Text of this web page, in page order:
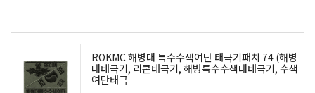
ROKMC 해병대 특수수색여단 태극기패치 74 (해병
대태극기, 리콘태극기, 해병특수수색대태극기, 수색
여단태극